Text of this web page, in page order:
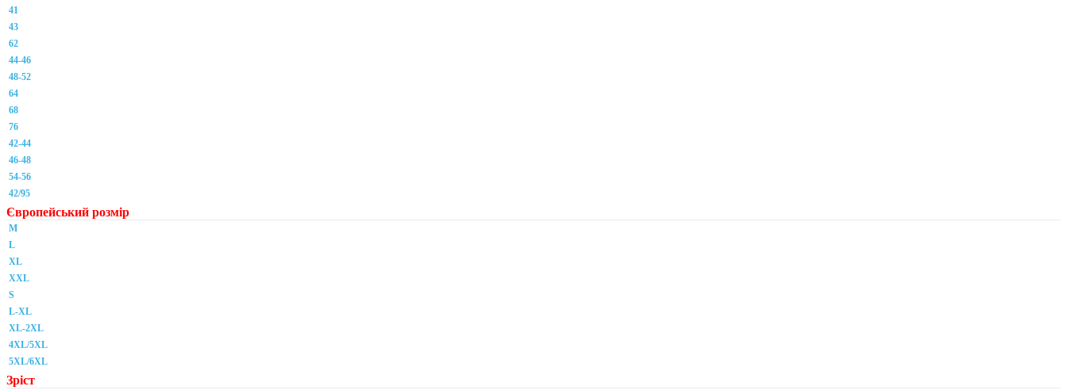
41
43
62
44-46
48-52
64
68
76
42-44
46-48
54-56
42/95
Європейський розмір
M
L
XL
XXL
S
L-XL
XL-2XL
4XL/5XL
5XL/6XL
Зріст